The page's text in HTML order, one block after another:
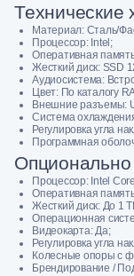
Технические
Материал: Сталь/
Процессор: Intel;
Оперативная
Жесткий диск: SSD
Аудиосистема:
Цвет: По каталогу
Внешние разъемы:
Система
Регулировка угла
Программнaя
Опционально
Процессор: Intel
Оперативная
Жесткий диск: До 1
Операционная
Видеокарта: Да;
Регулировка угла
Колесные опоры с
Брендирование /